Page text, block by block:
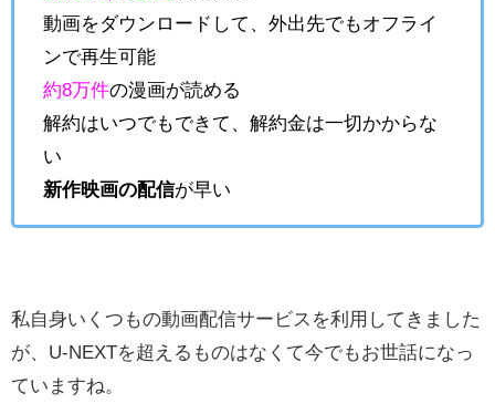
動画をダウンロードして、外出先でもオフライ
ンで再生可能
約8万件の漫画が読める
解約はいつでもできて、解約金は一切かからな
い
新作映画の配信が早い
私自身いくつもの動画配信サービスを利用してきました
が、U-NEXTを超えるものはなくて今でもお世話になっ
ていますね。